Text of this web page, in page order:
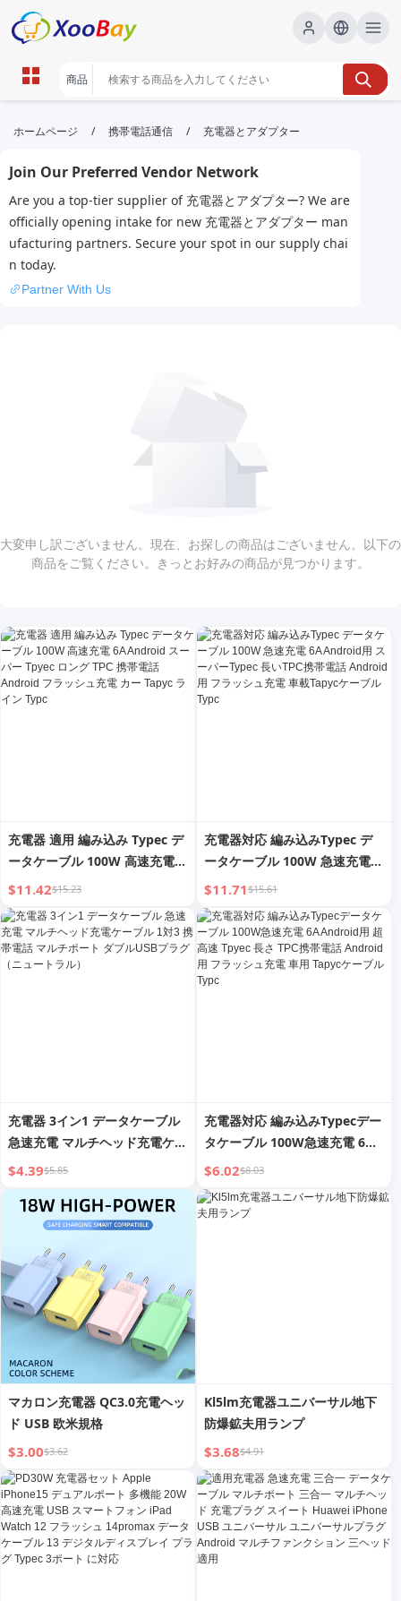
充電器とアダプター | XOOBAY
充電器,アダプター,ガイド, wholesale 充電器とアダプ
ター, XOOBAY
充電器とアダプターを正しく選び、互換性・性能を比較解説。初心者に
も分かりやすい使い方ガイド。
ホームページ / 携帯電話通信 / 充電器とアダプター
Join Our Preferred Vendor Network
Are you a top-tier supplier of 充電器とアダプター? We are
officially opening intake for new 充電器とアダプター man
ufacturing partners. Secure your spot in our supply chai
n today.
Partner With Us
大変申し訳ございません。現在、お探しの商品はございません。以下の
商品をご覧ください。きっとお好みの商品が見つかります。
充電器 適用 編み込み Typec デ
ータケーブル 100W 高速充電
6A Android スーパー Tpyec ロ
ング TPC 携帯電話 Android フ
ラッシュ充電 カー Tapyc ライ
ン Typc
$11.42$15.23
充電器対応 編み込みTypec デ
ータケーブル 100W 急速充電
6A Android用 スーパーTypec
長いTPC携帯電話 Android用
フラッシュ充電 車載Tapycケー
ブル Typc
$11.71$15.61
充電器 3イン1 データケーブル
急速充電 マルチヘッド充電ケー
ブル 1対3 携帯電話 マルチポー
ト ダブルUSBプラグ（ニュート
ラル）
$4.39$5.85
充電器対応 編み込みTypecデー
タケーブル 100W急速充電 6A
Android用 超高速 Tpyec 長さ
TPC携帯電話 Android用 フラ
ッシュ充電 車用 Tapycケーブル
$6.02$8.03
マカロン充電器 QC3.0充電ヘッ
ド USB 欧米規格
$3.00$3.62
Kl5lm充電器ユニバーサル地下
防爆鉱夫用ランプ
$3.68$4.91